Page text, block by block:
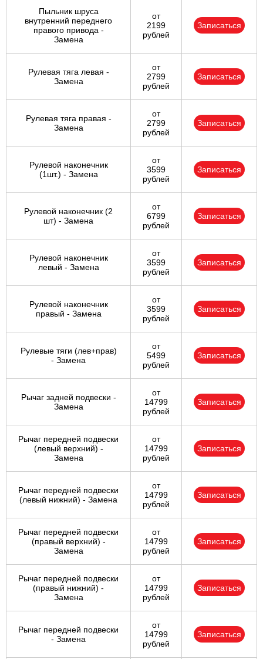
Пыльник шруса
внутренний переднего
правого привода -
Замена
от
2199
рублей
Записаться
Рулевая тяга левая -
Замена
от
2799
рублей
Записаться
Рулевая тяга правая -
Замена
от
2799
рублей
Записаться
Рулевой наконечник
(1шт.) - Замена
от
3599
рублей
Записаться
Рулевой наконечник (2
шт) - Замена
от
6799
рублей
Записаться
Рулевой наконечник
левый - Замена
от
3599
рублей
Записаться
Рулевой наконечник
правый - Замена
от
3599
рублей
Записаться
Рулевые тяги (лев+прав)
- Замена
от
5499
рублей
Записаться
Рычаг задней подвески -
Замена
от
14799
рублей
Записаться
Рычаг передней подвески
(левый верхний) -
Замена
от
14799
рублей
Записаться
Рычаг передней подвески
(левый нижний) - Замена
от
14799
рублей
Записаться
Рычаг передней подвески
(правый верхний) -
Замена
от
14799
рублей
Записаться
Рычаг передней подвески
(правый нижний) -
Замена
от
14799
рублей
Записаться
Рычаг передней подвески
- Замена
от
14799
рублей
Записаться